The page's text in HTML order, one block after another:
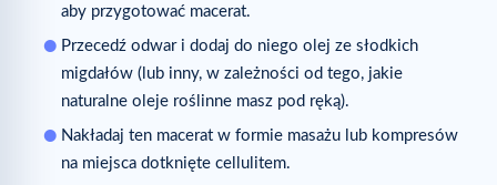
aby przygotować macerat.
Przecedź odwar i dodaj do niego olej ze słodkich
migdałów (lub inny, w zależności od tego, jakie
naturalne oleje roślinne masz pod ręką).
Nakładaj ten macerat w formie masażu lub kompresów
na miejsca dotknięte cellulitem.